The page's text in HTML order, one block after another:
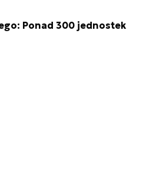
Ponad 300 jednostek